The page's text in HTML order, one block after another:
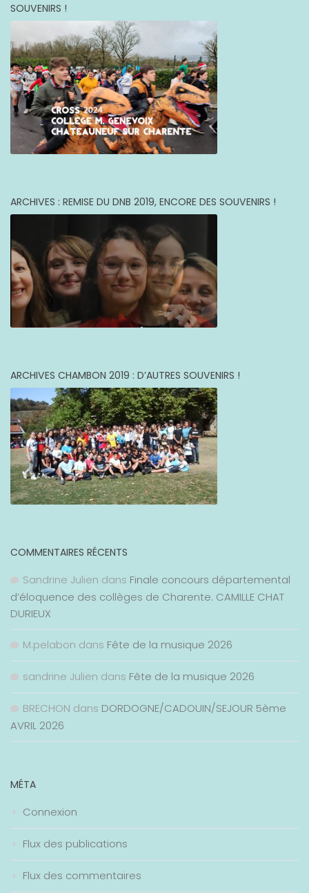
SOUVENIRS !
ARCHIVES : REMISE DU DNB 2019, ENCORE DES SOUVENIRS !
ARCHIVES CHAMBON 2019 : D’AUTRES SOUVENIRS !
COMMENTAIRES RÉCENTS
Sandrine Julien dans Finale concours départemental
d’éloquence des collèges de Charente. CAMILLE CHAT
DURIEUX
M.pelabon dans Fête de la musique 2026
sandrine Julien dans Fête de la musique 2026
BRECHON dans DORDOGNE/CADOUIN/SEJOUR 5ème
AVRIL 2026
MÉTA
Connexion
Flux des publications
Flux des commentaires